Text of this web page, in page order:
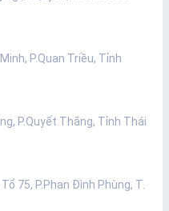
P.Quan Triều, Tỉnh
P.Quyết Thắng, Tỉnh Thái
75, P.Phan Đình Phùng, T.